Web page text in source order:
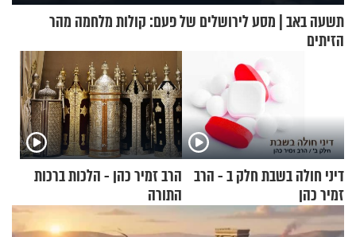
תשעה באב | מסע לירושלים של פעם: קולות מלחמה מהר
הזיתים
דיני חולה בשבת חלק ב - הרב
זמיר כהן
הרב זמיר כהן - הלכות ברכות
התורה